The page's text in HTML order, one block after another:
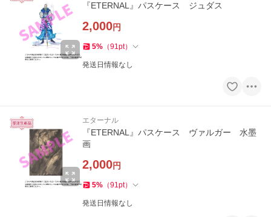
『ETERNAL』パスケース ジュダス
2,000円
5% （91pt）
発送日情報なし
エターナル
『ETERNAL』パスケース ヴァルガー 水墨
画
2,000円
5% （91pt）
発送日情報なし